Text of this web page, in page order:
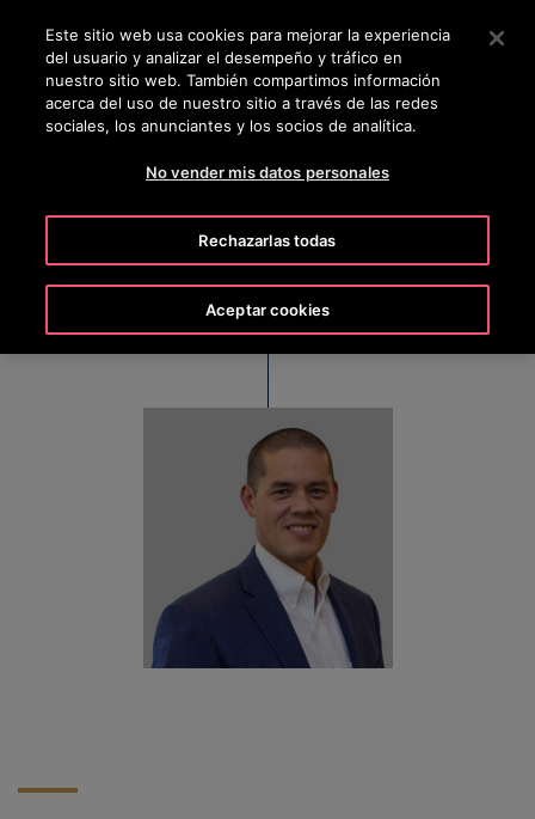
Pulse Intro para saltar al contenido principal
BUSCAR
Frank Smith
MD y Director General de Otis, América Latina
Este sitio web usa cookies para mejorar la experiencia
del usuario y analizar el desempeño y tráfico en
nuestro sitio web. También compartimos información
acerca del uso de nuestro sitio a través de las redes
sociales, los anunciantes y los socios de analítica.
No vender mis datos personales
Rechazarlas todas
Aceptar cookies